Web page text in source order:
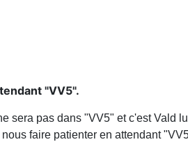
"VV5".
sera pas dans "VV5" et c'est Vald
faire patienter en attendant